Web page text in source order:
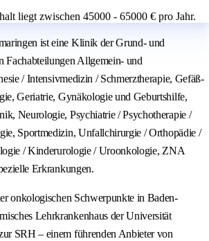
liegt zwischen 45000 - 65000 € pro Jahr.
ist eine Klinik der Grund- und
Fachabteilungen Allgemein- und
/ Intensivmedizin / Schmerztherapie, Gefäß-
Geriatrie, Gynäkologie und Geburtshilfe,
Neurologie, Psychiatrie / Psychotherapie /
Sportmedizin, Unfallchirurgie / Orthopädie /
/ Kinderurologie / Uroonkologie, ZNA
Erkrankungen.
onkologischen Schwerpunkte in Baden-
Lehrkrankenhaus der Universität
SRH – einem führenden Anbieter von